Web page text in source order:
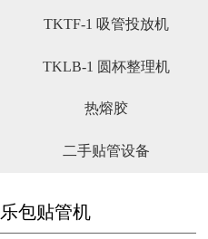
TKTF-1 吸管投放机
TKLB-1 圆杯整理机
热熔胶
二手贴管设备
包贴管机